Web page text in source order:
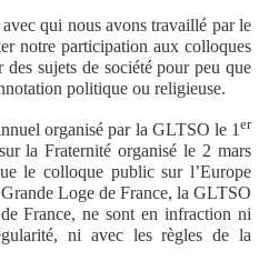
qui nous avons travaillé par le
notre participation aux colloques
sujets de société pour peu que
politique ou religieuse.
organisé par la GLTSO le 1 er
la Fraternité organisé le 2 mars
le colloque public sur l’Europe
Loge de France, la GLTSO
France, ne sont en infraction ni
ni avec les règles de la